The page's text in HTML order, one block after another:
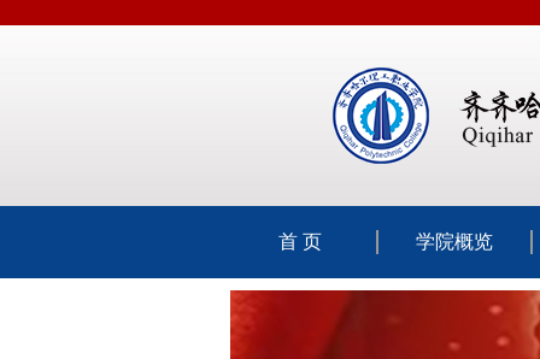
首 页 学院概览